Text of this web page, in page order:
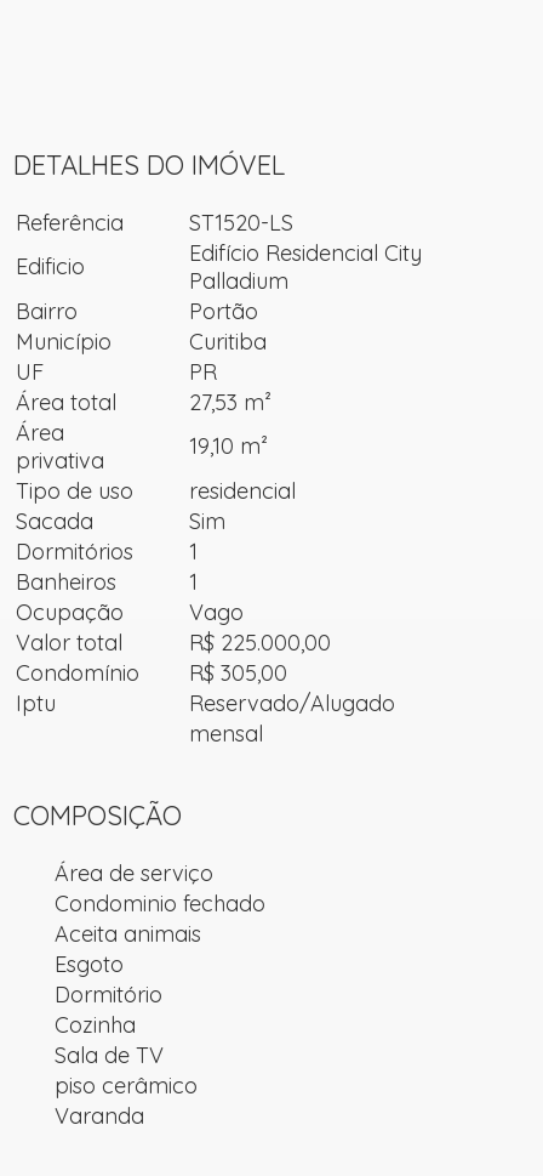
DETALHES DO IMÓVEL
Referência
ST1520-LS
Edificio
Edifício Residencial City
Palladium
Bairro
Portão
Município
Curitiba
UF
PR
Área total
27,53 m²
Área
privativa
19,10 m²
Tipo de uso
residencial
Sacada
Sim
Dormitórios
1
Banheiros
1
Ocupação
Vago
Valor total
R$ 225.000,00
Condomínio
R$ 305,00
Iptu
Reservado/Alugado
mensal
COMPOSIÇÃO
Área de serviço
Condominio fechado
Aceita animais
Esgoto
Dormitório
Cozinha
Sala de TV
piso cerâmico
Varanda